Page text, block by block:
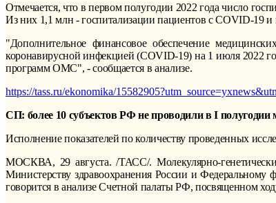
Отмечается, что в первом полугодии 2022 года число
Из них 1,1 млн - госпитализации пациентов с COVID-19 и
"Дополнительное финансовое обеспечение
коронавирусной инфекцией (COVID-19) на 1 июля 2022
программ ОМС", - сообщается в анализе.
https://tass.ru/ekonomika/
СП: более 10 субъектов РФ не проводили в I полугодии
Исполнение показателей по количеству проведенных
МОСКВА, 29 августа. /ТАСС/. Молекулярно-
Министерству здравоохранения России и
говорится в анализе Счетной палаты РФ, посвященном